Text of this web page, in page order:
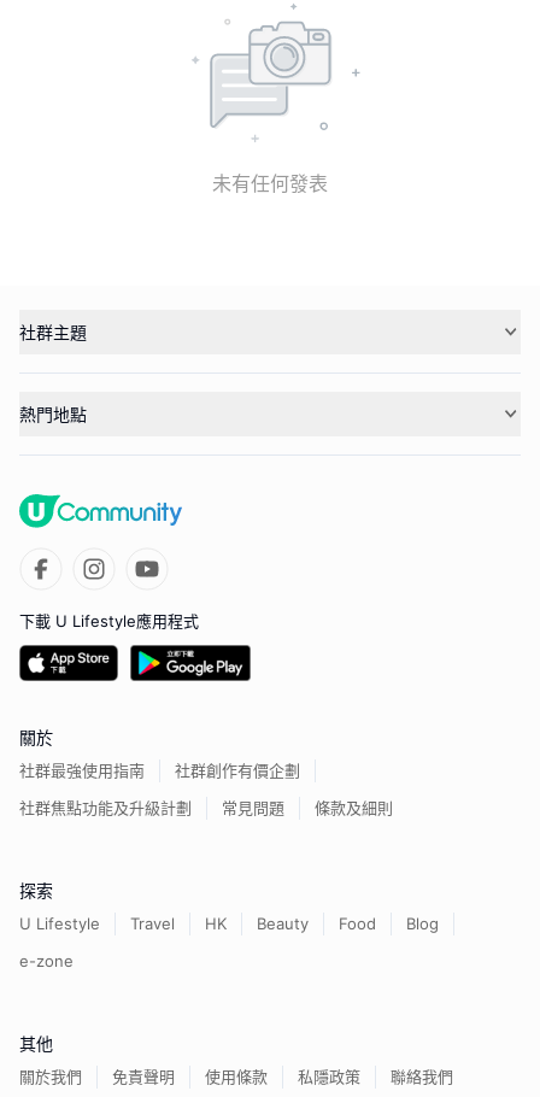
未有任何發表
社群主題
熱門地點
下載 U Lifestyle應用程式
關於
社群最強使用指南
社群創作有價企劃
社群焦點功能及升級計劃
常見問題 條款及細則
探索
U Lifestyle Travel HK Beauty Food
Blog
e-zone
其他
關於我們 免責聲明 使用條款 私隱政策 聯絡我們